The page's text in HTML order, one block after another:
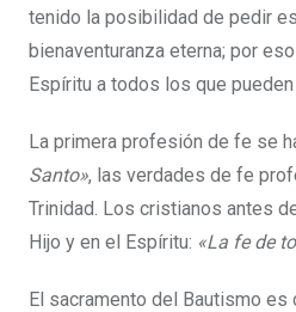
tenido la posibilidad de pedir
bienaventuranza eterna; por
Espíritu a todos los que
La primera profesión de fe se
Santo», las verdades de fe
Trinidad. Los cristianos antes
Hijo y en el Espíritu: «La fe de
El sacramento del Bautismo es